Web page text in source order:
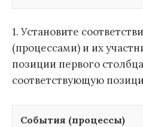
1. Установите
(процессами) и их
позиции первого
соответствующую
События (процессы)